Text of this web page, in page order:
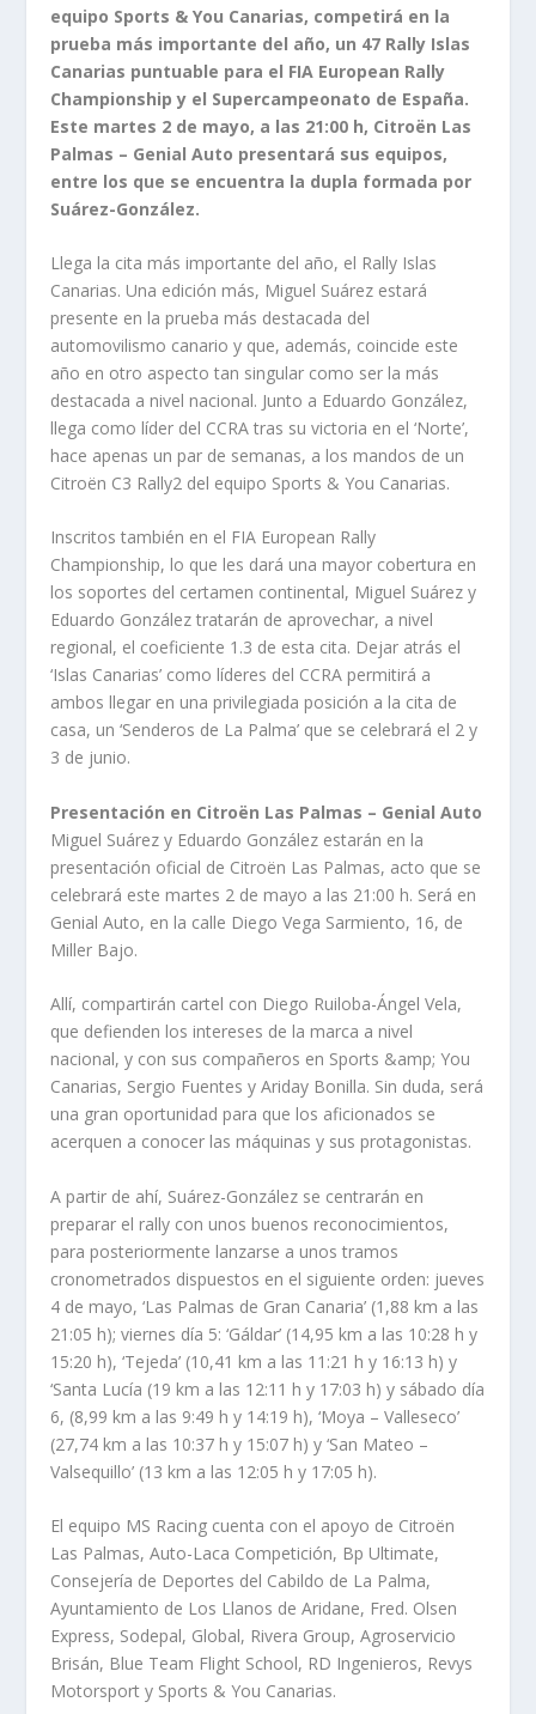
equipo Sports & You Canarias, competirá en la
prueba más importante del año, un 47 Rally Islas
Canarias puntuable para el FIA European Rally
Championship y el Supercampeonato de España.
Este martes 2 de mayo, a las 21:00 h, Citroën Las
Palmas – Genial Auto presentará sus equipos,
entre los que se encuentra la dupla formada por
Suárez-González.
Llega la cita más importante del año, el Rally Islas
Canarias. Una edición más, Miguel Suárez estará
presente en la prueba más destacada del
automovilismo canario y que, además, coincide este
año en otro aspecto tan singular como ser la más
destacada a nivel nacional. Junto a Eduardo González,
llega como líder del CCRA tras su victoria en el ‘Norte’,
hace apenas un par de semanas, a los mandos de un
Citroën C3 Rally2 del equipo Sports & You Canarias.
Inscritos también en el FIA European Rally
Championship, lo que les dará una mayor cobertura en
los soportes del certamen continental, Miguel Suárez y
Eduardo González tratarán de aprovechar, a nivel
regional, el coeficiente 1.3 de esta cita. Dejar atrás el
‘Islas Canarias’ como líderes del CCRA permitirá a
ambos llegar en una privilegiada posición a la cita de
casa, un ‘Senderos de La Palma’ que se celebrará el 2 y
3 de junio.
Presentación en Citroën Las Palmas – Genial Auto
Miguel Suárez y Eduardo González estarán en la
presentación oficial de Citroën Las Palmas, acto que se
celebrará este martes 2 de mayo a las 21:00 h. Será en
Genial Auto, en la calle Diego Vega Sarmiento, 16, de
Miller Bajo.
Allí, compartirán cartel con Diego Ruiloba-Ángel Vela,
que defienden los intereses de la marca a nivel
nacional, y con sus compañeros en Sports &amp; You
Canarias, Sergio Fuentes y Ariday Bonilla. Sin duda, será
una gran oportunidad para que los aficionados se
acerquen a conocer las máquinas y sus protagonistas.
A partir de ahí, Suárez-González se centrarán en
preparar el rally con unos buenos reconocimientos,
para posteriormente lanzarse a unos tramos
cronometrados dispuestos en el siguiente orden: jueves
4 de mayo, ‘Las Palmas de Gran Canaria’ (1,88 km a las
21:05 h); viernes día 5: ‘Gáldar’ (14,95 km a las 10:28 h y
15:20 h), ‘Tejeda’ (10,41 km a las 11:21 h y 16:13 h) y
‘Santa Lucía (19 km a las 12:11 h y 17:03 h) y sábado día
6, (8,99 km a las 9:49 h y 14:19 h), ‘Moya – Valleseco’
(27,74 km a las 10:37 h y 15:07 h) y ‘San Mateo –
Valsequillo’ (13 km a las 12:05 h y 17:05 h).
El equipo MS Racing cuenta con el apoyo de Citroën
Las Palmas, Auto-Laca Competición, Bp Ultimate,
Consejería de Deportes del Cabildo de La Palma,
Ayuntamiento de Los Llanos de Aridane, Fred. Olsen
Express, Sodepal, Global, Rivera Group, Agroservicio
Brisán, Blue Team Flight School, RD Ingenieros, Revys
Motorsport y Sports & You Canarias.